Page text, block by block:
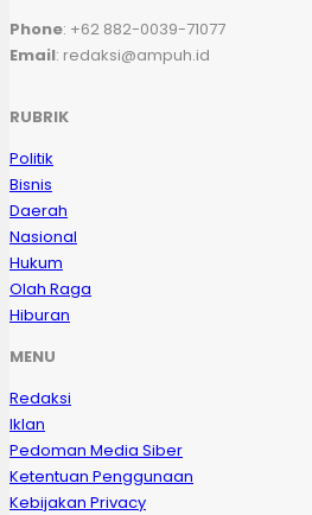
Phone: +62 882-0039-71077
Email: redaksi@ampuh.id
RUBRIK
Politik
Bisnis
Daerah
Nasional
Hukum
Olah Raga
Hiburan
MENU
Redaksi
Iklan
Pedoman Media Siber
Ketentuan Penggunaan
Kebijakan Privacy